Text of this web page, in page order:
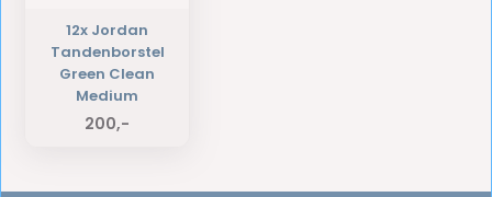
12x Jordan
Tandenborstel
Green Clean
Medium
200,-